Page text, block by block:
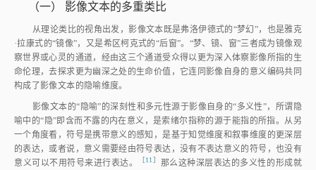
（一） 影像文本的多重类比
从理论类比的视角出发，影像文本既是弗洛伊德式的“梦幻”，也是雅克
·拉康式的“镜像”，又是希区柯克式的“后窗”。“梦、镜、窗”三者成为镜像观
察世界或心灵的通道，经由这三个通道受众得以更为深入体察影像所指的生
命伦理，去探求更为幽深之处的生命价值，它连同影像自身的意义编码共同
构成了影像文本的隐喻维度。
影像文本的“隐喻”的深刻性和多元性源于影像自身的“多义性”，所谓隐
喻中的“隐”即含而不露的内在意义，是索绪尔指称的源于能指的所指。从另
一个角度看，符号是携带意义的感知，是基于知觉维度和叙事维度的更深层
的表达，或者说，意义需要经由符号表达，没有不表达意义的符号，也没有
意义可以不用符号来进行表达。 ［11］ 那么这种深层表达的多义性的形成就